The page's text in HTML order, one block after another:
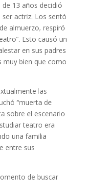
13 años decidió
actriz. Los sentó
almuerzo, respiró
Esto causó un
en sus padres
muy bien que como
las
“muerta de
sobre el escenario
teatro era
una familia
entre sus
de buscar